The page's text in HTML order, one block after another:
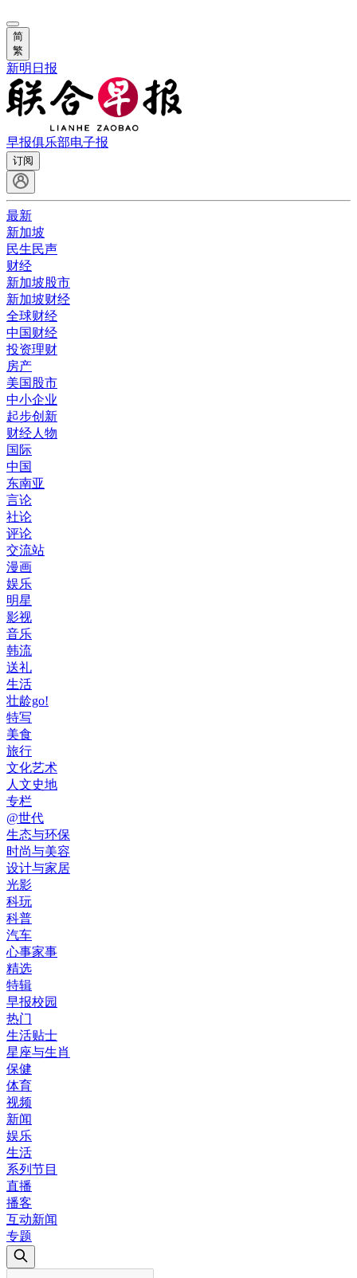
简
繁
新明日报
早报俱乐部电子报
订阅
最新
新加坡
民生民声
财经
新加坡股市
新加坡财经
全球财经
中国财经
投资理财
房产
美国股市
中小企业
起步创新
财经人物
国际
中国
东南亚
言论
社论
评论
交流站
漫画
娱乐
明星
影视
音乐
韩流
送礼
生活
壮龄go!
特写
美食
旅行
文化艺术
人文史地
专栏
@世代
生态与环保
时尚与美容
设计与家居
光影
科玩
科普
汽车
心事家事
精选
特辑
早报校园
热门
生活贴士
星座与生肖
保健
体育
视频
新闻
娱乐
生活
系列节目
直播
播客
互动新闻
专题